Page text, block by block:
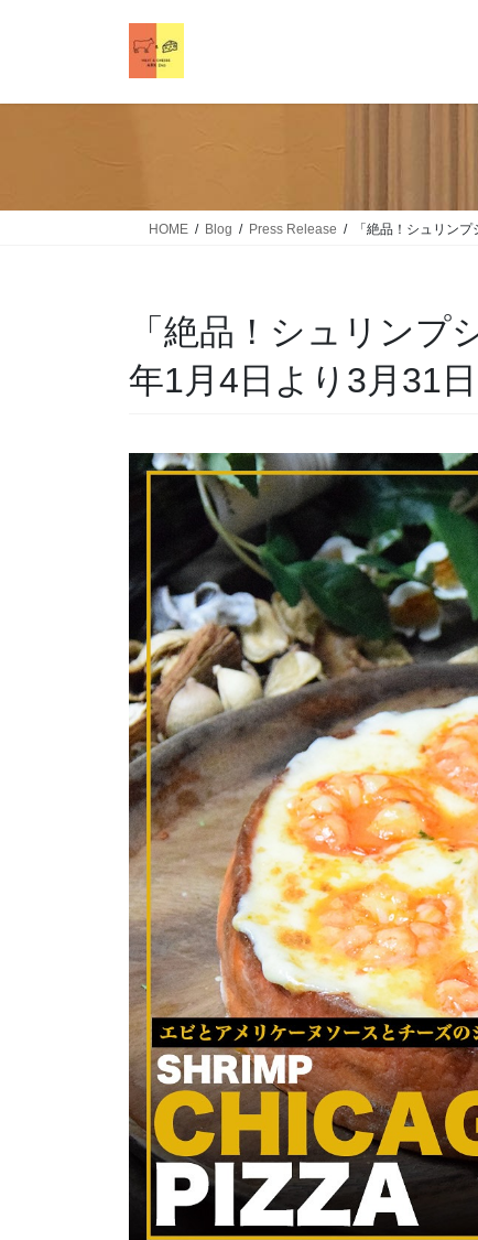
HOME Blog Press Release 「絶品！シュリン
「絶品！シュリンプ
年1月4日より3月31